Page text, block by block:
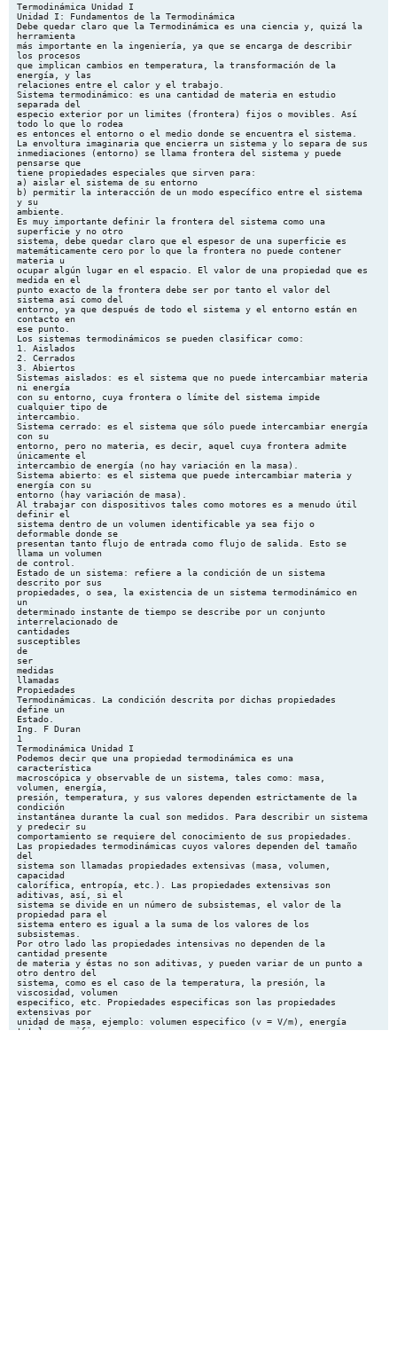
Termodinámica Unidad I Unidad I: Fundamentos de la Termodinámica Debe quedar claro que la Termodinámica es una ciencia y, quizá la herramienta más importante en la ingeniería, ya que se encarga de describir los procesos que implican cambios en temperatura, la transformación de la energía, y las relaciones entre el calor y el trabajo. Sistema termodinámico: es una cantidad de materia en estudio separada del especio exterior por un limites (frontera) fijos o movibles. Así todo lo que lo rodea es entonces el entorno o el medio donde se encuentra el sistema. La envoltura imaginaria que encierra un sistema y lo separa de sus inmediaciones (entorno) se llama frontera del sistema y puede pensarse que tiene propiedades especiales que sirven para: a) aislar el sistema de su entorno b) permitir la interacción de un modo específico entre el sistema y su ambiente. Es muy importante definir la frontera del sistema como una superficie y no otro sistema, debe quedar claro que el espesor de una superficie es matemáticamente cero por lo que la frontera no puede contener materia u ocupar algún lugar en el espacio. El valor de una propiedad que es medida en el punto exacto de la frontera debe ser por tanto el valor del sistema así como del entorno, ya que después de todo el sistema y el entorno están en contacto en ese punto. Los sistemas termodinámicos se pueden clasificar como: 1. Aislados 2. Cerrados 3. Abiertos Sistemas aislados: es el sistema que no puede intercambiar materia ni energía con su entorno, cuya frontera o límite del sistema impide cualquier tipo de intercambio. Sistema cerrado: es el sistema que sólo puede intercambiar energía con su entorno, pero no materia, es decir, aquel cuya frontera admite únicamente el intercambio de energía (no hay variación en la masa). Sistema abierto: es el sistema que puede intercambiar materia y energía con su entorno (hay variación de masa). Al trabajar con dispositivos tales como motores es a menudo útil definir el sistema dentro de un volumen identificable ya sea fijo o deformable donde se presentan tanto flujo de entrada como flujo de salida. Esto se llama un volumen de control. Estado de un sistema: refiere a la condición de un sistema descrito por sus propiedades, o sea, la existencia de un sistema termodinámico en un determinado instante de tiempo se describe por un conjunto interrelacionado de cantidades susceptibles de ser medidas llamadas Propiedades Termodinámicas. La condición descrita por dichas propiedades define un Estado. Ing. F Duran 1 Termodinámica Unidad I Podemos decir que una propiedad termodinámica es una característica macroscópica y observable de un sistema, tales como: masa, volumen, energía, presión, temperatura, y sus valores dependen estrictamente de la condición instantánea durante la cual son medidos. Para describir un sistema y predecir su comportamiento se requiere del conocimiento de sus propiedades. Las propiedades termodinámicas cuyos valores dependen del tamaño del sistema son llamadas propiedades extensivas (masa, volumen, capacidad calorífica, entropía, etc.). Las propiedades extensivas son aditivas, así, si el sistema se divide en un número de subsistemas, el valor de la propiedad para el sistema entero es igual a la suma de los valores de los subsistemas. Por otro lado las propiedades intensivas no dependen de la cantidad presente de materia y éstas no son aditivas, y pueden variar de un punto a otro dentro del sistema, como es el caso de la temperatura, la presión, la viscosidad, volumen especifico, etc. Propiedades especificas son las propiedades extensivas por unidad de masa, ejemplo: volumen especifico (v = V/m), energía total especifica (e = E/m). Las propiedades intensivas podrían ser funciones del espacio y del tiempo, mientras que las extensivas en su mayoría varían con el tiempo. Para mostrar la diferencia entre las propiedades extensivas e intensivas veamos el siguiente ejemplo, sea una cantidad de materia cuya temperatura es uniforme, si la divide en dos partes. La masa total es la suma de cada masa parcial y el volumen total es la suma de los volúmenes parciales, sin embargo, la temperatura total no es la suma de las temperaturas de cada parte, ya que es la misma para cada parte. La masa y el volumen son extensivas y se denotan con letras en minúscula, pero la temperatura es intensiva, se denotan con letras en mayúscula. Equilibrio: Un sistema está en equilibrio termodinámico cuando no se observa ningún cambio en sus propiedades termodinámicas a lo largo del tiempo. Los estados de equilibrio son, por definición, estados independientes del tiempo. Un sistema en equilibrio termodinámico satisface: 1. Equilibrio mecánico (ningunas fuerzas desequilibradas) 2. Equilibrio térmico (ningunas diferencias de la temperatura) 3. Equilibrio químico. Un estado de no equilibrio es un estado con intercambios netos de masa o energía y sus parámetros característicos dependen en general de la posición y del tiempo. Si no dependen del tiempo, pero necesitan de la intervención del entorno para mantener sus valores se dice que se trata de un estado estacionario fuera del equilibrio. Proceso: es una transformación que produce un cambio de estado en un sistema, se refiere al cambio de estado desde un estado inicial hasta un estado final. Conocer el proceso significa conocer no sólo los estados final e inicial sino las interacciones experimentadas por el sistema mientras está en comunicación con su medio o entorno (transferencia de trabajo, transferencia de calor, transferencia de masa, transferencia de entropía). La trayectoria o ruta del proceso es la sucesión de estados que ha seguido o recorrido el sistema desde el estado inicial hasta el estado final. Proceso isotérmico: es aquel durante el Ing. F Duran 2 Termodinámica Unidad I cual la temperatura es constante, proceso isobárico: es aquel durante el cual la presión es constante y proceso isocórico o isométrico: es aquel durante el cual el volumen especifico permanece constante. Para describir un proceso se deben especificar su estado inicial y final así como la trayectoria que siguen las iteraciones con el medio (Fig. IA) Propiedad A Estado 2 P B M Trayectoria del proceso Estado 1 Propiedad B Fig I.A N A V Fig I.B Un ciclo termodinámico es un proceso especial en el cual el estado inicial coincide con el estado final. Esto significa que las propiedades del sistema al inicio y la final del proceso son iguales. Supongamos que el estado de un sistema cualquiera sea función de dos propiedades por ejemplo la presión (P) y el volumen especifico (v) y que A es el estado inicial (Fig. IB), un proceso es AMB; si del estado B se continua con el segundo proceso BNA, el sistema vuelve a sus estado inicial, entones diremos que ha recorrido un ciclo. Aunque un sistema ha vuelto a su estado original y ha terminado un ciclo, el estado de los alrededores pudo haber cambiado. Procesos Cuasiequilibrio (cuasiestaticos): es aquel proceso en el cual las desviaciones a partir del equilibrio son infinitesimales, de manera que es posible considerar como estados de equilibrio a todos los estados por los que atraviesa el sistema durante el proceso. Un proceso Cuasiequilibrio se denota con una línea continua, mientras que con una línea no continúa el que no lo es (Fig. IA). Ecuación de estado: como indicamos anteriormente un estado queda definido por el conjunto de valores que toman sus propiedades termodinámicas en un instante de tiempo (variables de estado). Es un hecho experimental que dos propiedades son necesarias para definir el estado de cualquier sustancia pura en equilibrio o que experimenta un proceso cuasiestatico, Así para un gas compresible simple como aire, P = f(v, T ) , o bien v = f(P, T ), o bien T = f(P, v) donde T es la temperatura, P la presión y v es el volumen por unidad de masa (el inverso de la densidad 1/ρ).En pocas palabras, si conocemos dos de las propiedades termodinámicas cuales fueran, la tercera está definida. La relación funcional que liga las variables de estado se llama ecuación de estado. Es decir: E = f(x1, x2, x3......xn) Ing. F Duran 3 Termodinámica Unidad I Funciones de estado: son aquellas que no dependen de la trayectoria seguida cuando se produce un cambio de estado, o sea que existe un valor definido para cada propiedad que corresponde a un estado. Las diferenciales de las funciones de estado son diferenciales exactas y la integración es simple  2 1 dV  V2  V1 Podemos hablar del volumen del estado 1 y del volumen del estado 2, y el cambio de volumen dependerá solamente de los estados inicial y final. Funciones de trayectoria: son aquellas que dependen de la trayectoria seguida cuando se produce un cambio de estado. Las diferenciales de las funciones de trayectoria son diferenciales inexactas. 2  W  W 1 2 1 Lo cual indica el trabajo realizado durante el cambio de estado 1 al 2, nunca escribiremos W 2 – W 1. Temperatura: la temperatura de un cuerpo es su estado térmico considerado con referencia a su posibilidad de transmitir calor. Es una propiedad intensiva. Escalas de temperatura: toda escala debe referirse a puntos fijos, los cuales deben corresponder a estados térmicos perfectamente definidos, las distintas escalas térmicas son: Centígrada: O también conocida como Celsius, que asigna al cero al estado térmico correspondiente al punto de congelación del agua y 100 grados al punto de ebullición del agua, designándose con la abreviatura oC. Fahrenheit: Que establece los grados 32 y 212 para los estados térmicos mencionados, designándose con la abreviatura oF. Estas dos escalas, la Fahrenheit y la Centígrada, son relativas; esto es; el punto correspondiente al cero fue establecido arbitrariamente por sus investigadores. Frecuentemente es necesario utilizar las temperaturas absolutas (o temperatura termodinámica) en lugar de los valores relativos. En las escalas absolutas las temperaturas son independientes de cualquier sustancia termométrica. Kelvin: Escala absoluta relacionada c